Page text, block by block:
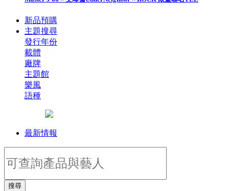
新品預購
主題搜尋
發行年份
載體
廠牌
主題館
樂風
語種
最新情報
搜尋